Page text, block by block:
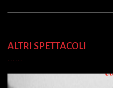
ALTRI SPETTACOLI